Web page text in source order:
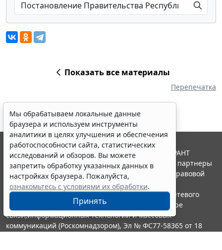
Показать все материалы
Перепечатка
Мы обрабатываем локальные данные
браузера и используем инструменты
аналитики в целях улучшения и обеспечения
работоспособности сайта, статистических
исследований и обзоров. Вы можете
запретить обработку указанных данных в
настройках браузера. Пожалуйста,
ознакомьтесь с условиями их обработки.
Принять
© ООО "НПП "ГАРАНТ-СЕРВИС", 2026. Система ГАРАНТ
выпускается с 1990 года. Компания "Гарант" и ее партнеры
являются участниками Российской ассоциации правовой
информации ГАРАНТ.
Портал ГАРАНТ.РУ зарегистрирован в качестве сетевого
издания Федеральной службой по надзору в сфере
связи,информационных технологий и массовых
коммуникаций (Роскомнадзором), Эл № ФС77-58365 от 18